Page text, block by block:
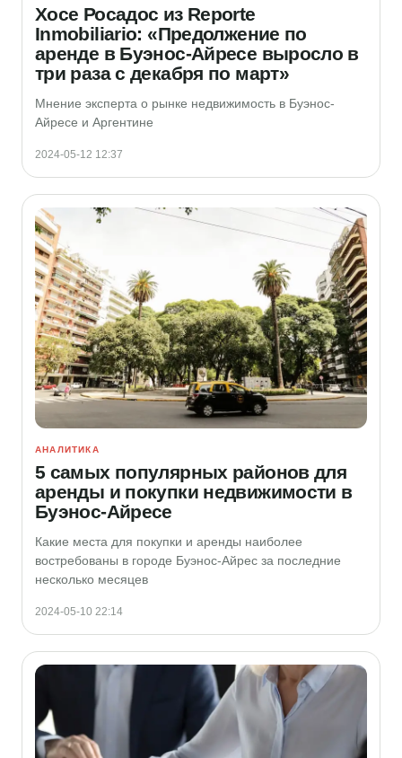
Хосе Росадос из Reporte
Inmobiliario: «Предолжение по
аренде в Буэнос-Айресе выросло в
три раза с декабря по март»
Мнение эксперта о рынке недвижимость в Буэнос-
Айресе и Аргентине
2024-05-12 12:37
АНАЛИТИКА
5 самых популярных районов для
аренды и покупки недвижимости в
Буэнос-Айресе
Какие места для покупки и аренды наиболее
востребованы в городе Буэнос-Айрес за последние
несколько месяцев
2024-05-10 22:14